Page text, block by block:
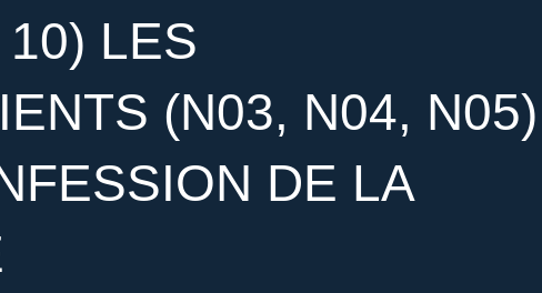
LES
(N03, N04, N05)
DE LA